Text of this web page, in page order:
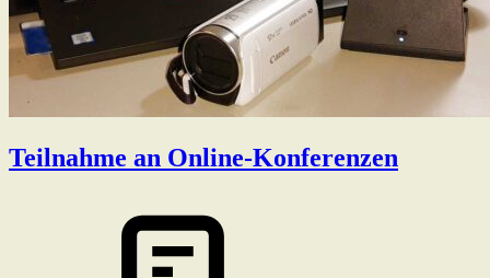
Teilnahme an Online-Konferenzen